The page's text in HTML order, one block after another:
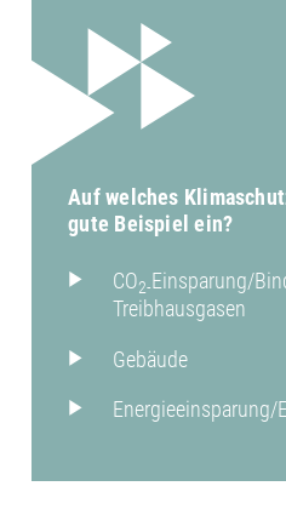
Auf welches
gute Beispiel ein?
CO2-Einsparung/
Treibhausgasen
Gebäude
Energieeinsparung/